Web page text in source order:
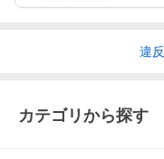
違反
カテゴリから探す